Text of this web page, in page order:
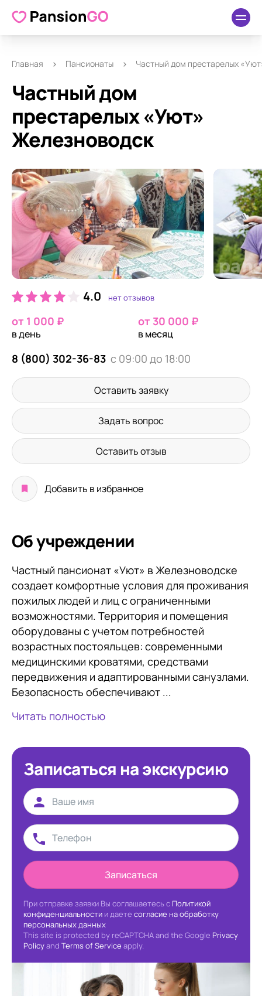
О пансионате Удобства Отзывы
Главная Пансионаты Частный дом престарелых
Частный дом
престарелых «Уют»
Железноводск
4.0 нет отзывов
от 1 000 ₽
в день
от 30 000 ₽
в месяц
8 (800) 302-36-83 с 09:00 до 18:00
Оставить заявку
Задать вопрос
Оставить отзыв
Добавить в избранное
Об учреждении
Частный пансионат «Уют» в Железноводске
создает комфортные условия для проживания
пожилых людей и лиц с ограниченными
возможностями. Территория и помещения
оборудованы с учетом потребностей
возрастных постояльцев: современными
медицинскими кроватями, средствами
передвижения и адаптированными санузлами.
Безопасность обеспечивают ...
Читать полностью
Записаться на экскурсию
Записаться
При отправке заявки Вы соглашаетесь с Политикой
конфиденциальности и даете согласие на обработку
персональных данных
This site is protected by reCAPTCHA and the Google Privacy
Policyand Terms of Service apply.